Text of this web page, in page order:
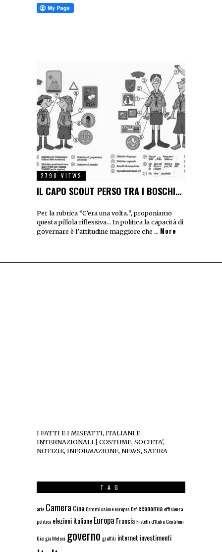
01
2790 VIEWS
IL CAPO SCOUT PERSO TRA I BOSCHI…
Per la rubrica “C’era una volta..”, proponiamo
questa pillola riflessiva… In politica la capacità di
governare è l’attitudine maggiore che … More
I FATTI E I MISFATTI, ITALIANI E
INTERNAZIONALI | COSTUME, SOCIETA',
NOTIZIE, INFORMAZIONE, NEWS, SATIRA
TAG
arte Camera CinaCommissione europeaDef economiaefficienza
politica elezioni italianeEuropa FranciaFratelli d'ItaliaGentiloni
Giorgia Meloni governo graffiti internet investimenti